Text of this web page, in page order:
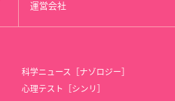
運営会社
科学ニュース［ナゾロジー］
心理テスト［シンリ］